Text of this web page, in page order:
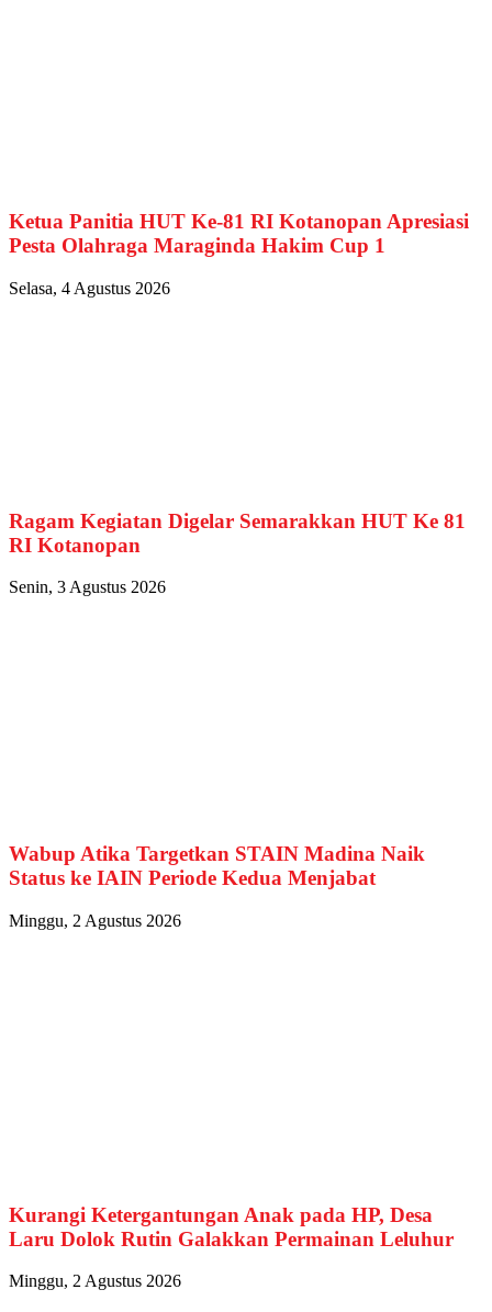
Ketua Panitia HUT Ke-81 RI Kotanopan Apresiasi
Pesta Olahraga Maraginda Hakim Cup 1
Selasa, 4 Agustus 2026
Ragam Kegiatan Digelar Semarakkan HUT Ke 81
RI Kotanopan
Senin, 3 Agustus 2026
Wabup Atika Targetkan STAIN Madina Naik
Status ke IAIN Periode Kedua Menjabat
Minggu, 2 Agustus 2026
Kurangi Ketergantungan Anak pada HP, Desa
Laru Dolok Rutin Galakkan Permainan Leluhur
Minggu, 2 Agustus 2026